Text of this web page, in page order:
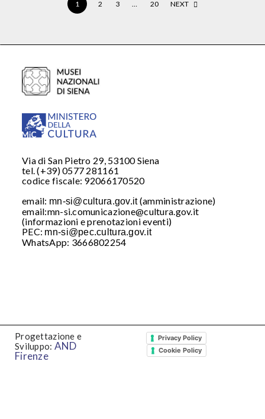
1 2 3 … 20 NEXT
Via di San Pietro 29, 53100 Siena
tel. (+39) 0577 281161
codice fiscale: 92066170520
email: mn-si@cultura.gov.it(amministrazione)
email:mn-si.comunicazione@cultura.gov.it
(informazioni e prenotazioni eventi)
PEC: mn-si@pec.cultura.gov.it
WhatsApp: 3666802254
Progettazione e
Sviluppo: AND
Firenze
Privacy Policy
Cookie Policy